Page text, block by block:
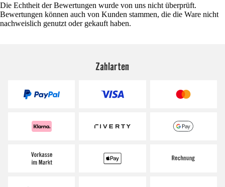
Die Echtheit der Bewertungen wurde von uns nicht überprüft.
Bewertungen können auch von Kunden stammen, die die Ware nicht
nachweislich genutzt oder gekauft haben.
Zahlarten